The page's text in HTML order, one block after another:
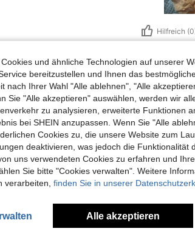
Hilfreich
Ansehen
Angeschaut
und ähnliche Technologien auf unserer
bereitzustellen und Ihnen das
nach Ihrer Wahl "Alle ablehnen", "Alle
Sie "Alle akzeptieren" auswählen, werden wir
zu analysieren, erweiterte Funktionen
bei SHEIN anzupassen. Wenn Sie "Alle
Cookies zu, die unsere Website zum
deaktivieren, was jedoch die Funktionalität
uns verwendeten Cookies zu erfahren und
Sie bitte "Cookies verwalten". Weitere
verarbeiten, finden Sie in unserer
Alle akzeptieren